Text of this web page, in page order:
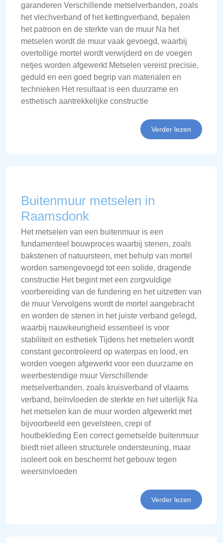
garanderen Verschillende metselverbanden, zoals
het vlechverband of het kettingverband, bepalen
het patroon en de sterkte van de muur Na het
metselen wordt de muur vaak gevoegd, waarbij
overtollige mortel wordt verwijderd en de voegen
netjes worden afgewerkt Metselen vereist precisie,
geduld en een goed begrip van materialen en
technieken Het resultaat is een duurzame en
esthetisch aantrekkelijke constructie
Verder lezen
Buitenmuur metselen in
Raamsdonk
Het metselen van een buitenmuur is een
fundamenteel bouwproces waarbij stenen, zoals
bakstenen of natuursteen, met behulp van mortel
worden samengevoegd tot een solide, dragende
constructie Het begint met een zorgvuldige
voorbereiding van de fundering en het uitzetten van
de muur Vervolgens wordt de mortel aangebracht
en worden de stenen in het juiste verband gelegd,
waarbij nauwkeurigheid essentieel is voor
stabiliteit en esthetiek Tijdens het metselen wordt
constant gecontroleerd op waterpas en lood, en
worden voegen afgewerkt voor een duurzame en
weerbestendige muur Verschillende
metselverbanden, zoals kruisverband of vlaams
verband, beïnvloeden de sterkte en het uiterlijk Na
het metselen kan de muur worden afgewerkt met
bijvoorbeeld een gevelsteen, crepi of
houtbekleding Een correct gemetselde buitenmuur
biedt niet alleen structurele ondersteuning, maar
isoleert ook en beschermt het gebouw tegen
weersinvloeden
Verder lezen